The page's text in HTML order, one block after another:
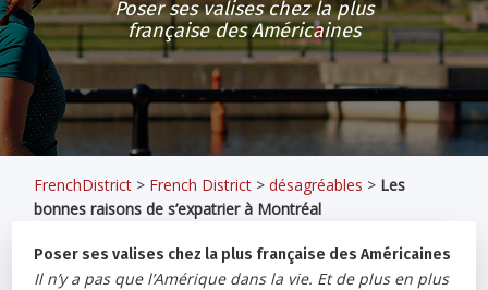
Poser ses valises chez la plus
française des Américaines
FrenchDistrict > French District >désagréables > Les
bonnes raisons de s’expatrier à Montréal
Poser ses valises chez la plus française des Américaines
Il n’y a pas que l’Amérique dans la vie. Et de plus en plus